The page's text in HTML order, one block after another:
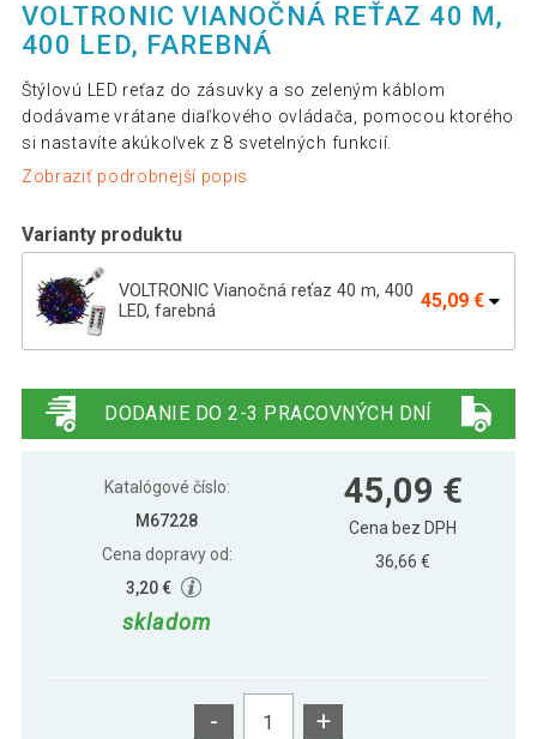
VOLTRONIC VIANOČNÁ REŤAZ 40 M,
400 LED, FAREBNÁ
Štýlovú LED reťaz do zásuvky a so zeleným káblom
dodávame vrátane diaľkového ovládača, pomocou ktorého
si nastavíte akúkoľvek z 8 svetelných funkcií.
Zobraziť podrobnejší popis
Varianty produktu
VOLTRONIC Vianočná reťaz 40 m, 400
LED, farebná
45,09 €
LED, farebná, ovládač
LED, farebná, ovládač
9,89 €
VOLTRONIC Vianočná reťaz 5 m, 50 LED,
farebná, ovládač
DODANIE DO 2-3 PRACOVNÝCH DNÍ
Katalógové číslo:
M67228
Cena dopravy od:
3,20 €
skladom
45,09 €
Cena bez DPH
36,66 €
- +